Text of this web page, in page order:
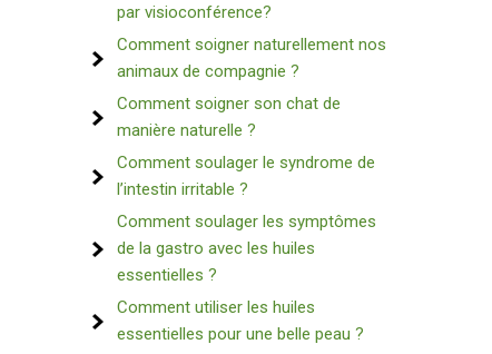
par visioconférence?
Comment soigner naturellement nos
animaux de compagnie ?
Comment soigner son chat de
manière naturelle ?
Comment soulager le syndrome de
l’intestin irritable ?
Comment soulager les symptômes
de la gastro avec les huiles
essentielles ?
Comment utiliser les huiles
essentielles pour une belle peau ?